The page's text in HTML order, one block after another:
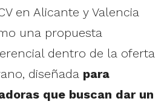
en Alicante y Valencia
una propuesta
dentro de la oferta
diseñada para
que buscan dar un